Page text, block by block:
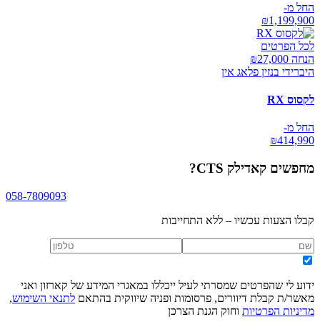
החל מ-
₪1,199,900
לכל הפרטים
הנחה ₪ 27,000
היברידי בנזין פלאג אין
לקסוס RX
החל מ-
₪414,990
מחפשים קאדילק CTS ?
058-7809093
קבלו הצעות עכשיו – ללא התחייבות
ידוע לי שהפרטים שמסרתי לעיל ייכללו במאגרי המידע של קארזון ואני
מאשר/ת קבלת דיוורים, פרסומות ופניה שיווקית בהתאם לתנאי השימוש,
מדיניות הפרטיות וחוק הגנת הצרכן